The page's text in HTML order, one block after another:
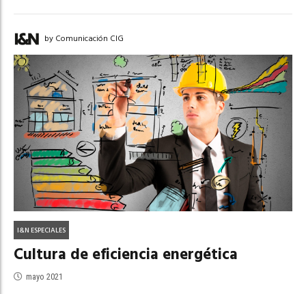
by Comunicación CIG
I&N ESPECIALES
Cultura de eficiencia energética
mayo 2021